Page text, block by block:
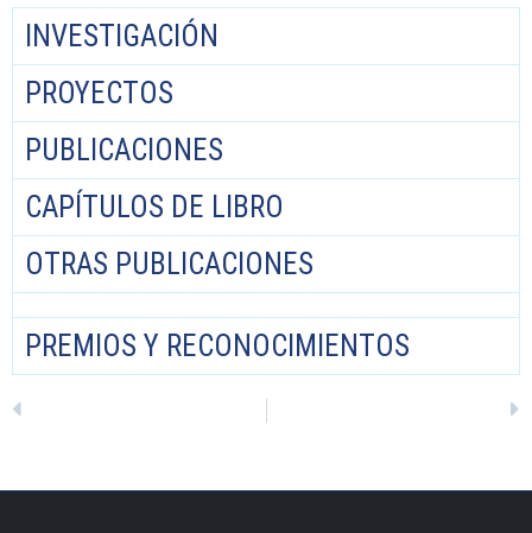
INVESTIGACIÓN
PROYECTOS
PUBLICACIONES
CAPÍTULOS DE LIBRO
OTRAS PUBLICACIONES
PREMIOS Y RECONOCIMIENTOS